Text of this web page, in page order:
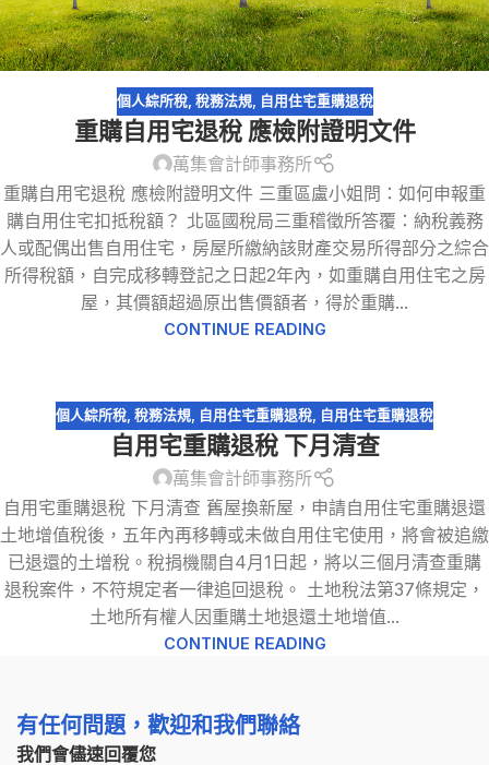
個人綜所稅, 稅務法規, 自用住宅重購退稅
重購自用宅退稅 應檢附證明文件
萬集會計師事務所
重購自用宅退稅 應檢附證明文件 三重區盧小姐問：如何申報重
購自用住宅扣抵稅額？ 北區國稅局三重稽徵所答覆：納稅義務
人或配偶出售自用住宅，房屋所繳納該財產交易所得部分之綜合
所得稅額，自完成移轉登記之日起2年內，如重購自用住宅之房
屋，其價額超過原出售價額者，得於重購...
CONTINUE READING
個人綜所稅 稅務法規 自用住宅重購退稅 自用住宅重購退稅
自用宅重購退稅 下月清查
萬集會計師事務所
自用宅重購退稅 下月清查 舊屋換新屋，申請自用住宅重購退還
土地增值稅後，五年內再移轉或未做自用住宅使用，將會被追繳
已退還的土增稅。稅捐機關自4月1日起，將以三個月清查重購
退稅案件，不符規定者一律追回退稅。 土地稅法第37條規定，
土地所有權人因重購土地退還土地增值...
CONTINUE READING
有任何問題，歡迎和我們聯絡
我們會儘速回覆您